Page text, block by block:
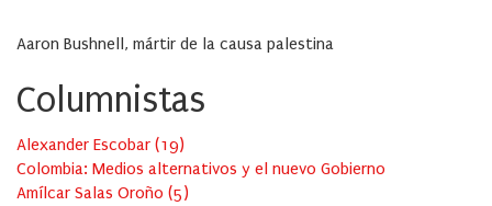
Aaron Bushnell, mártir de la causa palestina
Columnistas
Alexander Escobar (19)
Colombia: Medios alternativos y el nuevo Gobierno
Amílcar Salas Oroño (5)